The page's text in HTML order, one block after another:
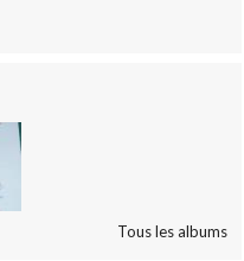
Tous les albums